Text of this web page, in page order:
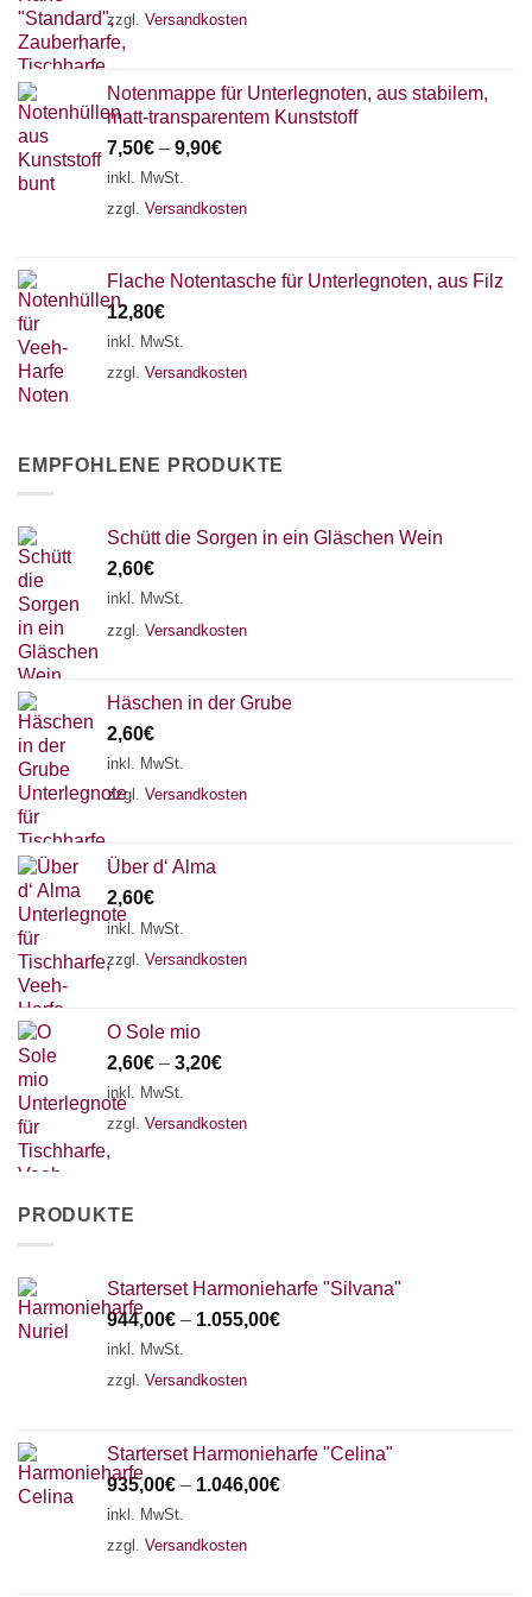
zzgl. Versandkosten
Notenmappe für Unterlegnoten, aus stabilem,
matt-transparentem Kunststoff
7,50€ – 9,90€
inkl. MwSt.
zzgl. Versandkosten
Flache Notentasche für Unterlegnoten, aus Filz
12,80€
inkl. MwSt.
zzgl. Versandkosten
EMPFOHLENE PRODUKTE
Schütt die Sorgen in ein Gläschen Wein
2,60€
inkl. MwSt.
zzgl. Versandkosten
Häschen in der Grube
2,60€
inkl. MwSt.
zzgl. Versandkosten
Über d‘ Alma
2,60€
inkl. MwSt.
zzgl. Versandkosten
O Sole mio
2,60€ – 3,20€
inkl. MwSt.
zzgl. Versandkosten
PRODUKTE
Starterset Harmonieharfe "Silvana"
944,00€ – 1.055,00€
inkl. MwSt.
zzgl. Versandkosten
Starterset Harmonieharfe "Celina"
935,00€ – 1.046,00€
inkl. MwSt.
zzgl. Versandkosten